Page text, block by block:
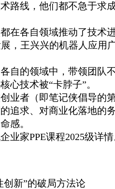
路线，他们都不急于求
在各自领域推动了技术
，王兴兴的机器人应用
自的领域中，带领团队
心技术被“卡脖子”。
业者（即笔记侠倡导的
追求、对商业化落地的
感。
业家PPE课程2025级详情
创新”的破局方法论